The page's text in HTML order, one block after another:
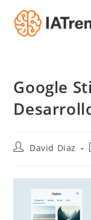
Saltar
contenido
Google
Autor
entrada:
David Diaz